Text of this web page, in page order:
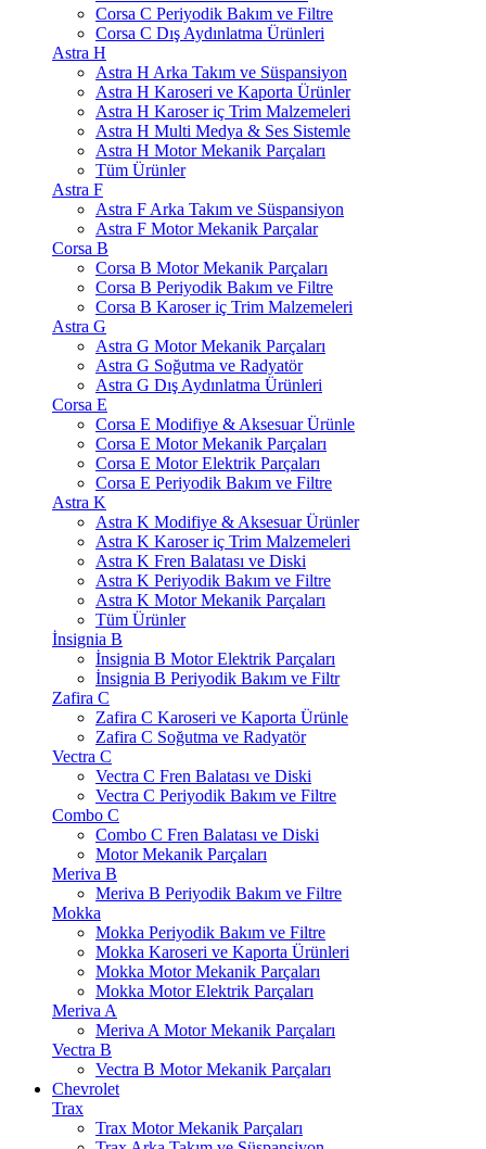
Corsa C Periyodik Bakım ve Filtre
Corsa C Dış Aydınlatma Ürünleri
Astra H
Astra H Arka Takım ve Süspansiyon
Astra H Karoseri ve Kaporta Ürünler
Astra H Karoser iç Trim Malzemeleri
Astra H Multi Medya & Ses Sistemle
Astra H Motor Mekanik Parçaları
Tüm Ürünler
Astra F
Astra F Arka Takım ve Süspansiyon
Astra F Motor Mekanik Parçalar
Corsa B
Corsa B Motor Mekanik Parçaları
Corsa B Periyodik Bakım ve Filtre
Corsa B Karoser iç Trim Malzemeleri
Astra G
Astra G Motor Mekanik Parçaları
Astra G Soğutma ve Radyatör
Astra G Dış Aydınlatma Ürünleri
Corsa E
Corsa E Modifiye & Aksesuar Ürünle
Corsa E Motor Mekanik Parçaları
Corsa E Motor Elektrik Parçaları
Corsa E Periyodik Bakım ve Filtre
Astra K
Astra K Modifiye & Aksesuar Ürünler
Astra K Karoser iç Trim Malzemeleri
Astra K Fren Balatası ve Diski
Astra K Periyodik Bakım ve Filtre
Astra K Motor Mekanik Parçaları
Tüm Ürünler
İnsignia B
İnsignia B Motor Elektrik Parçaları
İnsignia B Periyodik Bakım ve Filtr
Zafira C
Zafira C Karoseri ve Kaporta Ürünle
Zafira C Soğutma ve Radyatör
Vectra C
Vectra C Fren Balatası ve Diski
Vectra C Periyodik Bakım ve Filtre
Combo C
Combo C Fren Balatası ve Diski
Motor Mekanik Parçaları
Meriva B
Meriva B Periyodik Bakım ve Filtre
Mokka
Mokka Periyodik Bakım ve Filtre
Mokka Karoseri ve Kaporta Ürünleri
Mokka Motor Mekanik Parçaları
Mokka Motor Elektrik Parçaları
Meriva A
Meriva A Motor Mekanik Parçaları
Vectra B
Vectra B Motor Mekanik Parçaları
Chevrolet
Trax
Trax Motor Mekanik Parçaları